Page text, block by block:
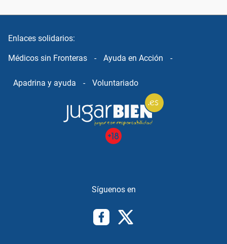
Enlaces solidarios:
Médicos sin Fronteras - Ayuda en Acción -
Apadrina y ayuda - Voluntariado